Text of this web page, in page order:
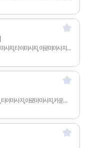
급여협의 / 50세 이하 / 무관 / 여자 / 아르바이트 / 스웨디시마사지,타이마사지,아로마마사지,남녀왁싱,카운터관리,토탈샵관리,1인샵,홈케어,림프
급여협의 / 50세 이하 / 무관 / 무관 / 협의 / 스웨디시마사지,타이마사지,아로마마사지,카운터관리,토탈샵관리,1인샵,홈케어,림프